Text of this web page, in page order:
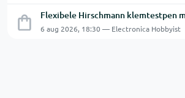
6 aug 2026, 18:30 — Electronica Hobbyist